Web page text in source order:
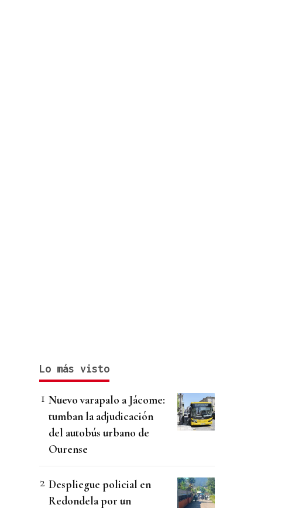
Lo más visto
Nuevo varapalo a Jácome:
tumban la adjudicación
del autobús urbano de
Ourense
Despliegue policial en
Redondela por un